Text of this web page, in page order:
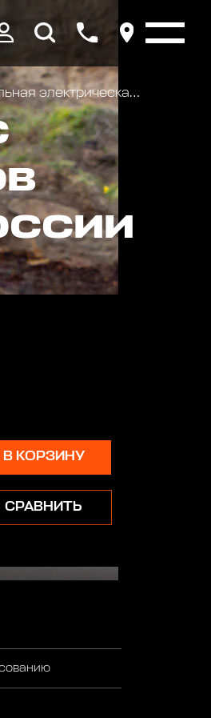
T-Max X-Power HEW-8500 12В
В КОРЗИНУ
СРАВНИТЬ